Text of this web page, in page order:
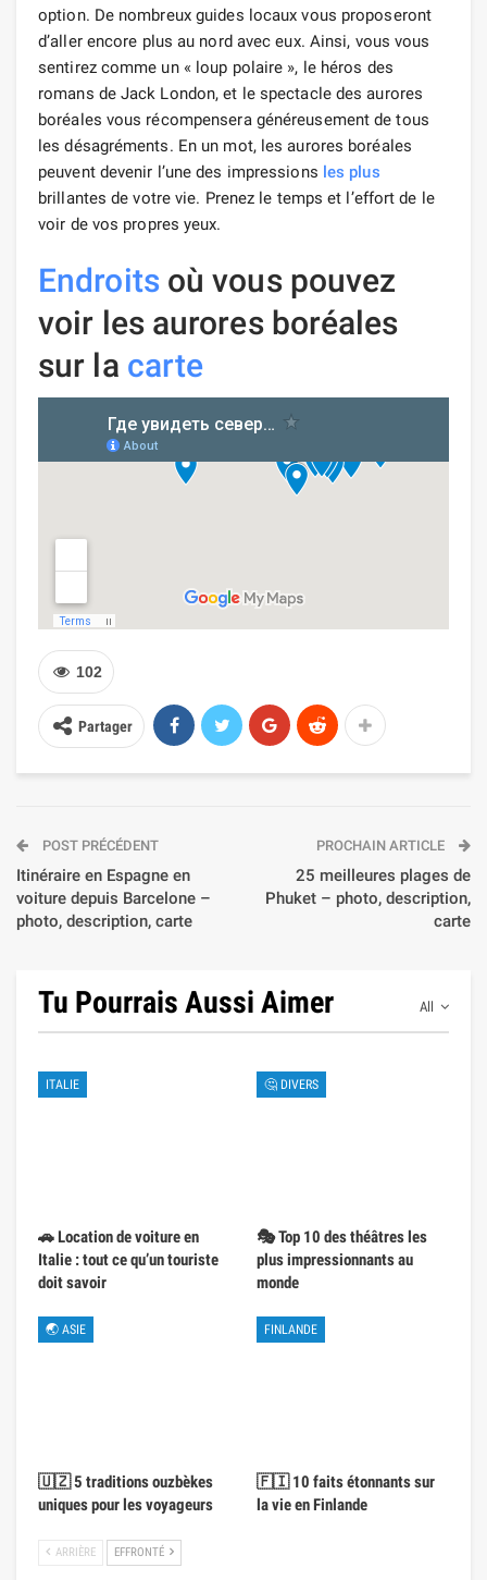
option. De nombreux guides locaux vous proposeront
d’aller encore plus au nord avec eux. Ainsi, vous vous
sentirez comme un « loup polaire », le héros des
romans de Jack London, et le spectacle des aurores
boréales vous récompensera généreusement de tous
les désagréments. En un mot, les aurores boréales
peuvent devenir l’une des impressions les plus
brillantes de votre vie. Prenez le temps et l’effort de le
voir de vos propres yeux.
Endroitsoù vous pouvez
voir les aurores boréales
sur la carte
102
Partager
POST PRÉCÉDENT
Itinéraire en Espagne en
voiture depuis Barcelone –
photo, description, carte
PROCHAIN ARTICLE
25 meilleures plages de
Phuket – photo, description,
carte
All
Tu Pourrais Aussi Aimer
ITALIE
🚗 Location de voiture en
Italie : tout ce qu’un touriste
doit savoir
🤔 DIVERS
🎭 Top 10 des théâtres les
plus impressionnants au
monde
🌏 ASIE
🇺🇿 5 traditions ouzbèkes
uniques pour les voyageurs
FINLANDE
🇫🇮 10 faits étonnants sur
la vie en Finlande
ARRIÈRE EFFRONTÉ